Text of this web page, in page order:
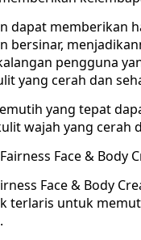
dapat memberikan
bersinar,
pengguna
yang cerah dan
yang tepat
wajah yang cerah
Face & Body
Face & Body
terlaris untuk